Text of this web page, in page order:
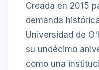
Creada en 2015
demanda
Universidad de
su undécimo
como una